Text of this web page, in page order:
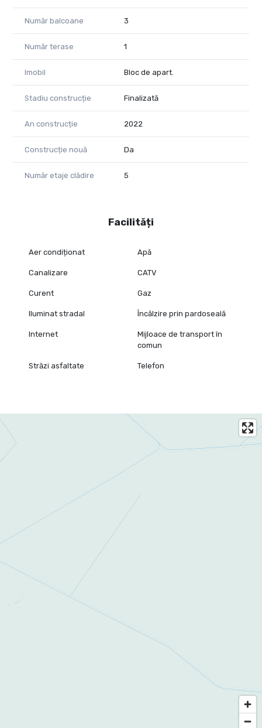
Număr balcoane 3
Număr terase 1
Imobil Bloc de apart.
Stadiu construcție Finalizată
An construcție 2022
Construcție nouă Da
Număr etaje clădire 5
Facilități
Aer condiționat Apă
Canalizare CATV
Curent Gaz
Iluminat stradal Încălzire prin pardoseală
Internet
Mijloace de transport în
comun
Străzi asfaltate Telefon